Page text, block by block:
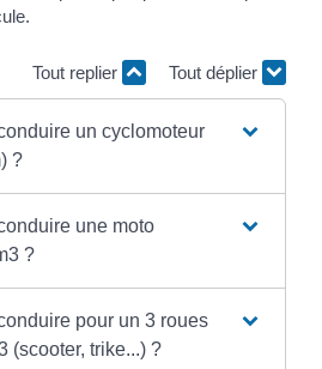
Tout replier Tout déplier
un cyclomoteur
?
une moto
?
pour un 3 roues
(scooter, trike...) ?